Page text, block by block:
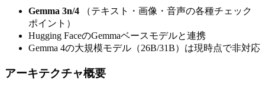
Gemma 3n/4 （テキスト・画像・音声の各種チェック
ポイント）
Hugging FaceのGemmaベースモデルと連携
Gemma 4の大規模モデル（26B/31B）は現時点で非対応
アーキテクチャ概要